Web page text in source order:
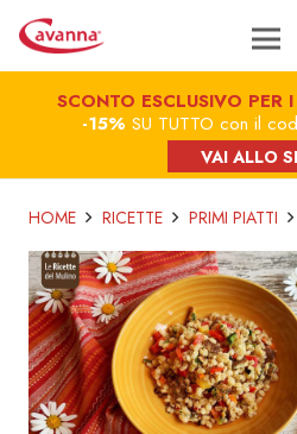
SCONTO ESCLUSIVO PER
-15% SU TUTTO con il
VAI ALLO
HOME RICETTE PRIMI PIATTI